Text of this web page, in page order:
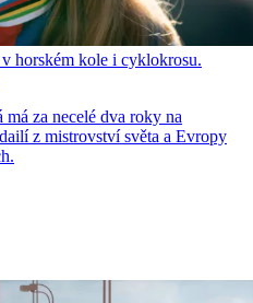
horském kole i cyklokrosu.
za necelé dva roky na
z mistrovství světa a Evropy